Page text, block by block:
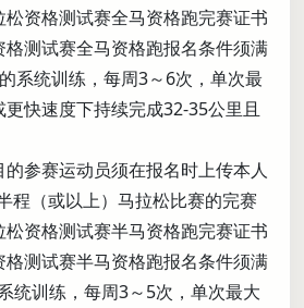
资格测试赛全马资格跑完赛证书
格测试赛全马资格跑报名条件须满
系统训练，每周3～6次，单次最
快速度下持续完成32-35公里且
参赛运动员须在报名时上传本人
程（或以上）马拉松比赛的完赛
资格测试赛半马资格跑完赛证书
格测试赛半马资格跑报名条件须满
统训练，每周3～5次，单次最大